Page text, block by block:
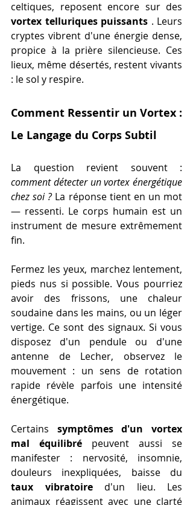
vortex telluriques puissants . Leurs
cryptes vibrent d'une énergie dense,
propice à la prière silencieuse. Ces
lieux, même désertés, restent vivants
: le sol y respire.
Comment Ressentir un Vortex :
Le Langage du Corps Subtil
comment détecter un vortex énergétique
chez soi ? La réponse tient en un mot
— ressenti. Le corps humain est un
instrument de mesure extrêmement
fin.
Fermez les yeux, marchez lentement,
pieds nus si possible. Vous pourriez
avoir des frissons, une chaleur
soudaine dans les mains, ou un léger
vertige. Ce sont des signaux. Si vous
disposez d'un pendule ou d'une
antenne de Lecher, observez le
mouvement : un sens de rotation
rapide révèle parfois une intensité
énergétique.
Certains symptômes d'un vortex
mal équilibré peuvent aussi se
manifester : nervosité, insomnie,
taux vibratoire d'un lieu. Les
animaux réagissent avec une clarté